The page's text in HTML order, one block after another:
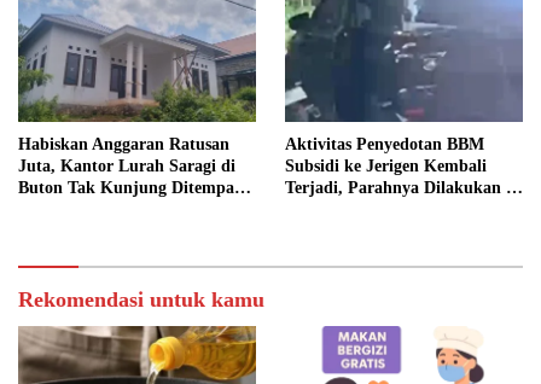
Habiskan Anggaran Ratusan
Juta, Kantor Lurah Saragi di
Buton Tak Kunjung Ditempati,
Aktivitas Penyedotan BBM
Subsidi ke Jerigen Kembali
Terjadi, Parahnya Dilakukan di
Rekomendasi untuk kamu